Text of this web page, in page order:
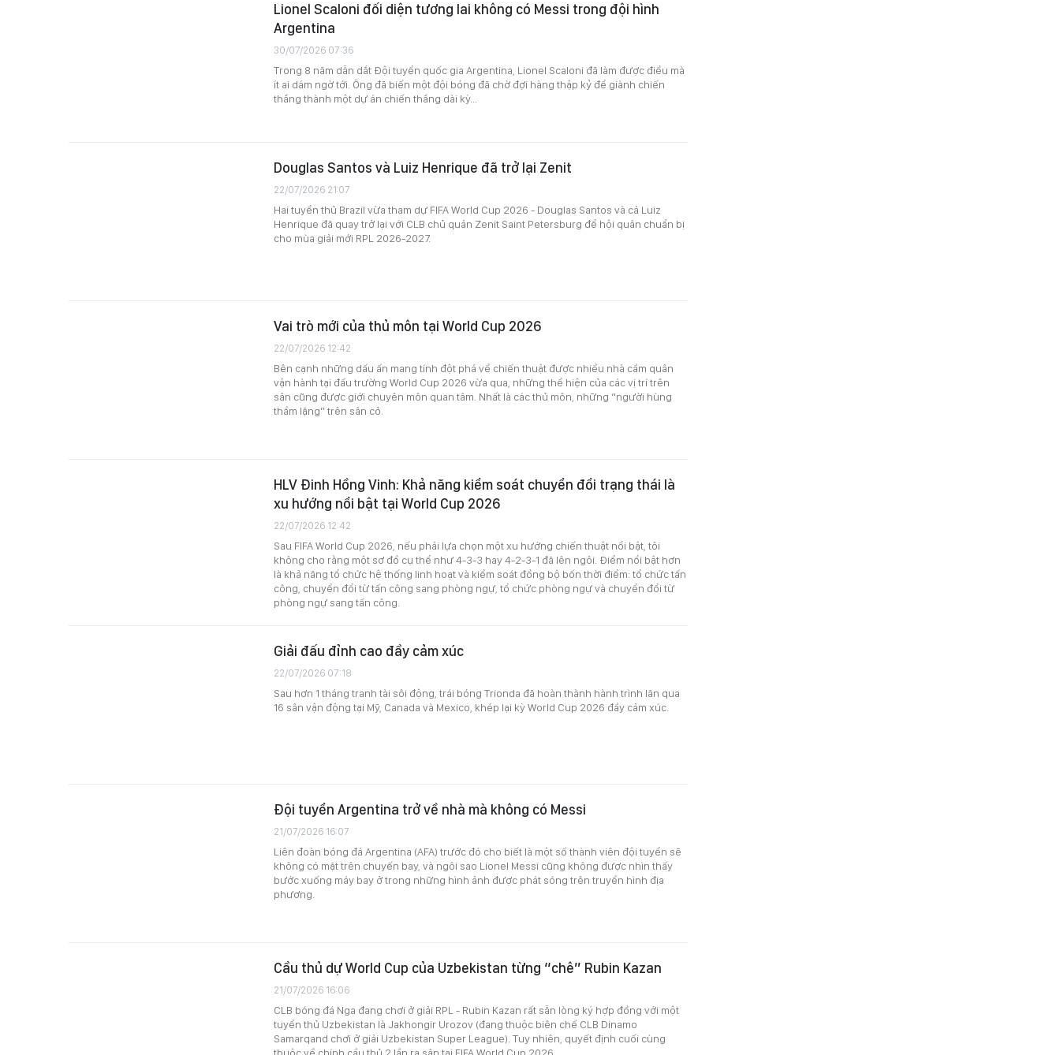
Lionel Scaloni đối diện tương lai không có Messi trong đội hình
Argentina
30/07/2026 07:36
Trong 8 năm dẫn dắt Đội tuyển quốc gia Argentina, Lionel Scaloni đã làm được điều mà
ít ai dám ngờ tới. Ông đã biến một đội bóng đã chờ đợi hàng thập kỷ để giành chiến
thắng thành một dự án chiến thắng dài kỳ...
Douglas Santos và Luiz Henrique đã trở lại Zenit
22/07/2026 21:07
Hai tuyển thủ Brazil vừa tham dự FIFA World Cup 2026 - Douglas Santos và cả Luiz
Henrique đã quay trở lại với CLB chủ quản Zenit Saint Petersburg để hội quân chuẩn bị
cho mùa giải mới RPL 2026-2027.
Vai trò mới của thủ môn tại World Cup 2026
22/07/2026 12:42
Bên cạnh những dấu ấn mang tính đột phá về chiến thuật được nhiều nhà cầm quân
vận hành tại đấu trường World Cup 2026 vừa qua, những thể hiện của các vị trí trên
sân cũng được giới chuyên môn quan tâm. Nhất là các thủ môn, những “người hùng
thầm lặng” trên sân cỏ.
HLV Đinh Hồng Vinh: Khả năng kiểm soát chuyển đổi trạng thái là
xu hướng nổi bật tại World Cup 2026
22/07/2026 12:42
Sau FIFA World Cup 2026, nếu phải lựa chọn một xu hướng chiến thuật nổi bật, tôi
không cho rằng một sơ đồ cụ thể như 4-3-3 hay 4-2-3-1 đã lên ngôi. Điểm nổi bật hơn
là khả năng tổ chức hệ thống linh hoạt và kiểm soát đồng bộ bốn thời điểm: tổ chức tấn
công, chuyển đổi từ tấn công sang phòng ngự, tổ chức phòng ngự và chuyển đổi từ
phòng ngự sang tấn công.
Giải đấu đỉnh cao đầy cảm xúc
22/07/2026 07:18
Sau hơn 1 tháng tranh tài sôi động, trái bóng Trionda đã hoàn thành hành trình lăn qua
16 sân vận động tại Mỹ, Canada và Mexico, khép lại kỳ World Cup 2026 đầy cảm xúc.
Đội tuyển Argentina trở về nhà mà không có Messi
21/07/2026 16:07
Liên đoàn bóng đá Argentina (AFA) trước đó cho biết là một số thành viên đội tuyển sẽ
không có mặt trên chuyến bay, và ngôi sao Lionel Messi cũng không được nhìn thấy
bước xuống máy bay ở trong những hình ảnh được phát sóng trên truyền hình địa
phương.
Cầu thủ dự World Cup của Uzbekistan từng “chê” Rubin Kazan
21/07/2026 16:06
CLB bóng đá Nga đang chơi ở giải RPL - Rubin Kazan rất sẵn lòng ký hợp đồng với một
tuyển thủ Uzbekistan là Jakhongir Urozov (đang thuộc biên chế CLB Dinamo
Samarqand chơi ở giải Uzbekistan Super League). Tuy nhiên, quyết định cuối cùng